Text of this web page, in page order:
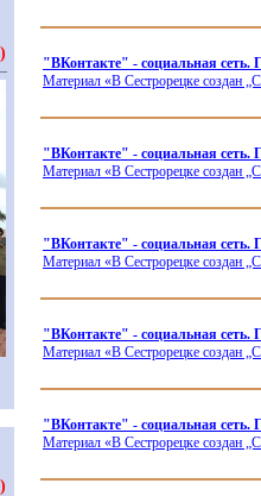
"ВКонтакте" - социальная сеть.
Материал «В Сестрорецке создан
"ВКонтакте" - социальная
Материал «В Сестрорецке создан
"ВКонтакте" - социальная
Материал «В Сестрорецке создан
"ВКонтакте" - социальная
Материал «В Сестрорецке создан
"ВКонтакте" - социальная
Материал «В Сестрорецке создан